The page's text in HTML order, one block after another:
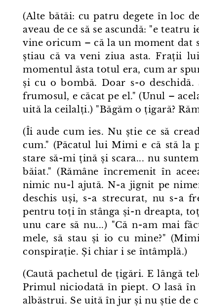
(Alte bătăi: cu patru degete în loc
aveau de ce să se ascundă: "e
vine oricum – că la un moment dat
știau că va veni ziua asta. Frații
momentul ăsta totul era, cum ar
și cu o bombă. Doar s⁠-⁠o deschidă.
frumosul, e căcat pe el." (Unul –
uită la ceilalți.) "Băgăm o țigară?
(Îi aude cum ies. Nu știe ce să
cum." (Păcatul lui Mimi e că stă la
stare să-mi țină și scara... nu
băiat." (Rămâne încremenit în
nimic nu⁠-⁠l ajută. N⁠-⁠a jignit pe
deschis uși, s⁠-⁠a strecurat, nu s⁠-⁠a
pentru toți în stânga și⁠-⁠n dreapta,
unu care să nu...) "Că n⁠-⁠am mai
mele, să stau și io cu mine?"
conspirație. Și chiar i se întâmplă.)
(Caută pachetul de țigări. E lângă
Primul niciodată în piept. O lasă
albăstrui. Se uită în jur și nu știe de